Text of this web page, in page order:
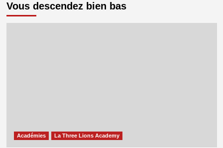
Accademia
publications
Vous descendez bien bas
Académies La Three Lions Academy